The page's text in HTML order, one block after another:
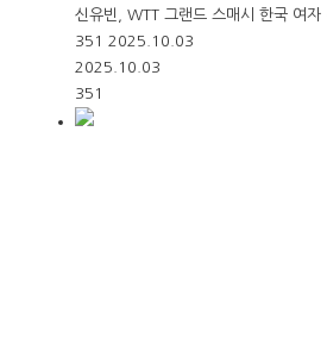
신유빈, WTT 그랜드 스매시 한국 여
351
2025.10.03
2025.10.03
351